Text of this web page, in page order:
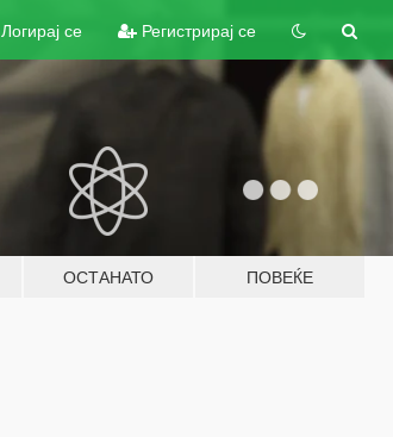
Логирај се Регистрирај се
ОСТАНАТО ПОВЕЌЕ